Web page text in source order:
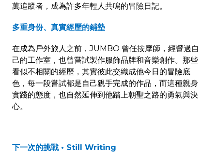
萬追蹤者，成為許多年輕人共鳴的冒險日記。
多重身份、真實經歷的鋪墊
在成為戶外旅人之前，JUMBO 曾任按摩師，經營過自
己的工作室，也曾嘗試製作服飾品牌和音樂創作。那些
看似不相關的經歷，其實彼此交織成他今日的冒險底
色，每一段嘗試都是自己親手完成的作品，而這種親身
實踐的態度，也自然延伸到他踏上朝聖之路的勇氣與決
心。
下一次的挑戰 • Still Writing